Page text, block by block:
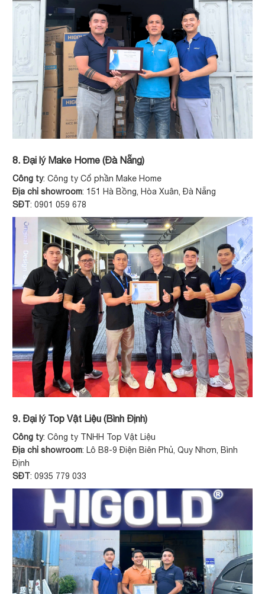
8. Đại lý Make Home (Đà Nẵng)
Công ty: Công ty Cổ phần Make Home
Địa chỉ showroom: 151 Hà Bồng, Hòa Xuân, Đà Nẵng
SĐT: 0901 059 678
9. Đại lý Top Vật Liệu (Bình Định)
Công ty: Công ty TNHH Top Vật Liệu
Địa chỉ showroom: Lô B8-9 Điện Biên Phủ, Quy Nhơn, Bình
Định
SĐT: 0935 779 033